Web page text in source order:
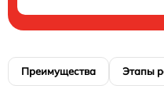
Преимущества Этапы